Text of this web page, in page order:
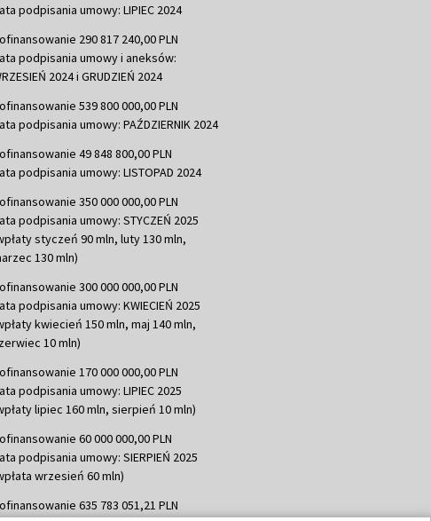
podpisania umowy: LIPIEC 2024
290 817 240,00 PLN
podpisania umowy i aneksów:
2024 i GRUDZIEŃ 2024
539 800 000,00 PLN
podpisania umowy: PAŹDZIERNIK 2024
49 848 800,00 PLN
podpisania umowy: LISTOPAD 2024
350 000 000,00 PLN
podpisania umowy: STYCZEŃ 2025
styczeń 90 mln, luty 130 mln,
130 mln)
300 000 000,00 PLN
podpisania umowy: KWIECIEŃ 2025
kwiecień 150 mln, maj 140 mln,
10 mln)
170 000 000,00 PLN
podpisania umowy: LIPIEC 2025
lipiec 160 mln, sierpień 10 mln)
60 000 000,00 PLN
podpisania umowy: SIERPIEŃ 2025
wrzesień 60 mln)
635 783 051,21 PLN